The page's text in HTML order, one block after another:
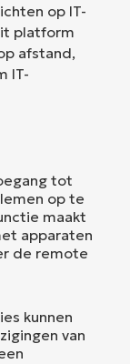
op IT-
platform
afstand,
IT-
tot
op te
maakt
apparaten
de remote
kunnen
van